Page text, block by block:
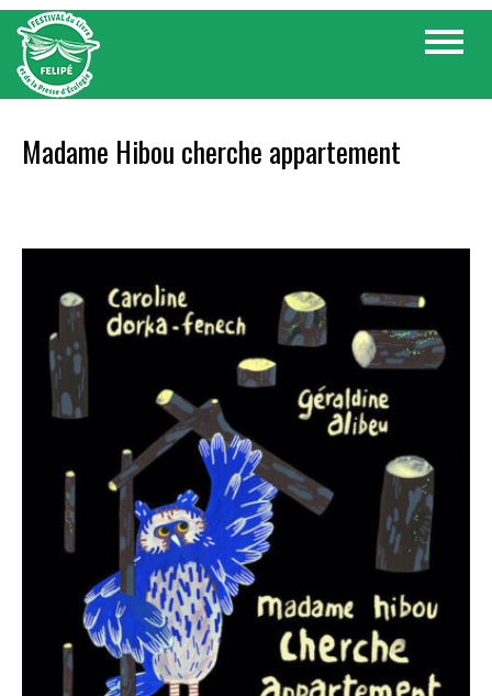
Skip
content
Toggle
Madame Hibou cherche appartement